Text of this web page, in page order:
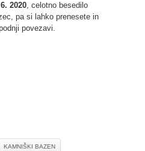
2020, celotno besedilo
pa si lahko prenesete in
povezavi.
KAMNIŠKI BAZEN